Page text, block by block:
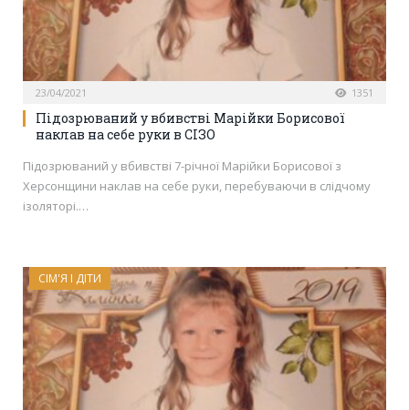
23/04/2021 1351
Підозрюваний у вбивстві Марійки Борисової
наклав на себе руки в СІЗО
Підозрюваний у вбивстві 7-річної Марійки Борисової з
Херсонщини наклав на себе руки, перебуваючи в слідчому
ізоляторі.…
СІМ'Я І ДІТИ